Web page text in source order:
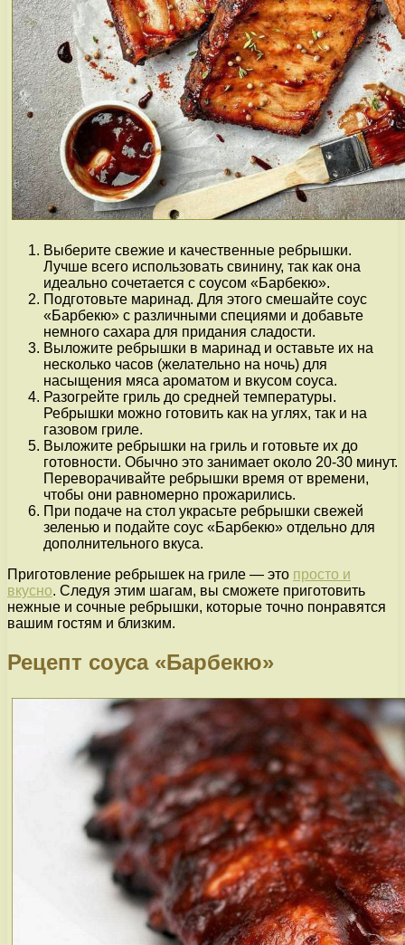
Выберите свежие и качественные ребрышки.
Лучше всего использовать свинину, так как она
идеально сочетается с соусом «Барбекю».
Подготовьте маринад. Для этого смешайте соус
«Барбекю» с различными специями и добавьте
немного сахара для придания сладости.
Выложите ребрышки в маринад и оставьте их на
несколько часов (желательно на ночь) для
насыщения мяса ароматом и вкусом соуса.
Разогрейте гриль до средней температуры.
Ребрышки можно готовить как на углях, так и на
газовом гриле.
Выложите ребрышки на гриль и готовьте их до
готовности. Обычно это занимает около 20-30 минут.
Переворачивайте ребрышки время от времени,
чтобы они равномерно прожарились.
При подаче на стол украсьте ребрышки свежей
зеленью и подайте соус «Барбекю» отдельно для
дополнительного вкуса.
Приготовление ребрышек на гриле — это просто и
вкусно. Следуя этим шагам, вы сможете приготовить
нежные и сочные ребрышки, которые точно понравятся
вашим гостям и близким.
Рецепт соуса «Барбекю»